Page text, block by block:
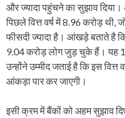
और ज्यादा पहुंचने का सुझाव
पिछले वित्त वर्ष में 8.96 करोड़
फीसदी ज्यादा है। आंखड़े बताते है
9.04 करोड़ लोग जुड़ चुके हैं। यह
उन्होंने उम्मीद जताई है कि इस
आंकड़ा पार कर जाएगी।
इसी क्रम में बैंकों को अहम सुझाव